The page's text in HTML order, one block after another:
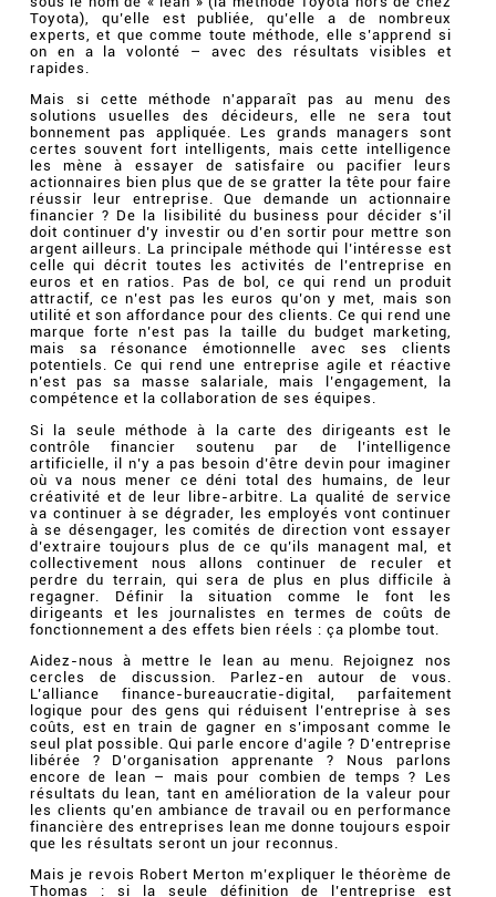
Toyota), qu’elle est publiée, qu’elle a de nombreux
experts, et que comme toute méthode, elle s’apprend si
on en a la volonté – avec des résultats visibles et
rapides.
Mais si cette méthode n'apparaît pas au menu des
solutions usuelles des décideurs, elle ne sera tout
bonnement pas appliquée. Les grands managers sont
certes souvent fort intelligents, mais cette intelligence
les mène à essayer de satisfaire ou pacifier leurs
actionnaires bien plus que de se gratter la tête pour faire
réussir leur entreprise. Que demande un actionnaire
financier ? De la lisibilité du business pour décider s’il
doit continuer d’y investir ou d’en sortir pour mettre son
argent ailleurs. La principale méthode qui l’intéresse est
celle qui décrit toutes les activités de l’entreprise en
euros et en ratios. Pas de bol, ce qui rend un produit
attractif, ce n’est pas les euros qu’on y met, mais son
utilité et son affordance pour des clients. Ce qui rend une
marque forte n’est pas la taille du budget marketing,
mais sa résonance émotionnelle avec ses clients
potentiels. Ce qui rend une entreprise agile et réactive
n’est pas sa masse salariale, mais l’engagement, la
compétence et la collaboration de ses équipes.
Si la seule méthode à la carte des dirigeants est le
contrôle financier soutenu par de l’intelligence
artificielle, il n’y a pas besoin d’être devin pour imaginer
où va nous mener ce déni total des humains, de leur
créativité et de leur libre-arbitre. La qualité de service
va continuer à se dégrader, les employés vont continuer
à se désengager, les comités de direction vont essayer
d’extraire toujours plus de ce qu’ils managent mal, et
collectivement nous allons continuer de reculer et
perdre du terrain, qui sera de plus en plus difficile à
regagner. Définir la situation comme le font les
dirigeants et les journalistes en termes de coûts de
fonctionnement a des effets bien réels : ça plombe tout.
Aidez-nous à mettre le lean au menu. Rejoignez nos
cercles de discussion. Parlez-en autour de vous.
L’alliance finance-bureaucratie-digital, parfaitement
logique pour des gens qui réduisent l’entreprise à ses
coûts, est en train de gagner en s’imposant comme le
seul plat possible. Qui parle encore d’agile ? D’entreprise
libérée ? D’organisation apprenante ? Nous parlons
encore de lean – mais pour combien de temps ? Les
résultats du lean, tant en amélioration de la valeur pour
les clients qu’en ambiance de travail ou en performance
financière des entreprises lean me donne toujours espoir
que les résultats seront un jour reconnus.
Mais je revois Robert Merton m’expliquer le théorème de
Thomas : si la seule définition de l’entreprise est